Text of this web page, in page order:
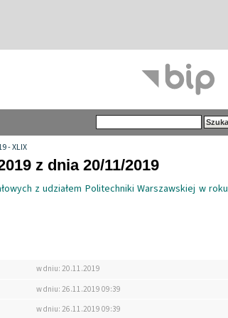
- XLIX
z dnia 20/11/2019
z udziałem Politechniki Warszawskiej w roku
w dniu: 20.11.2019
w dniu: 26.11.2019 09:39
w dniu: 26.11.2019 09:39